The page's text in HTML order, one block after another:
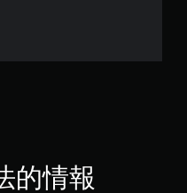
的情報